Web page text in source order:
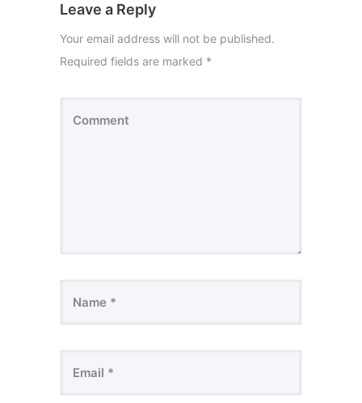
Leave a Reply
Your email address will not be published.
Required fields are marked *